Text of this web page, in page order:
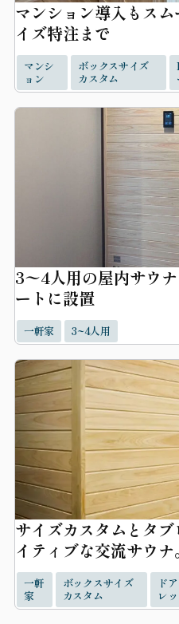
マンション導入もス
イズ特注まで
マンシ
ョン
ボックスサイズ
カスタム
3〜4人用の屋内サウ
ートに設置
一軒家 3~4人用
サイズカスタムとタ
イティブな交流サウナ。
一軒
家
ボックスサイズ
カスタム
ド
レ